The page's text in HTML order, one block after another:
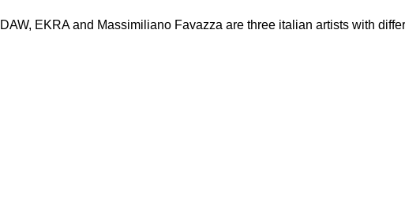
DAW, EKRA and Massimiliano Favazza are three italian artists with